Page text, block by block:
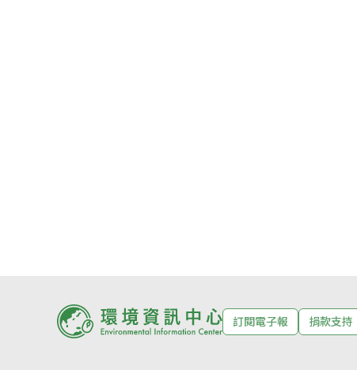
訂閱電子報 捐款支持